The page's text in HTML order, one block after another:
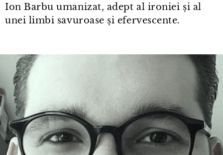
Ion Barbu umanizat, adept al ironiei și al
unei limbi savuroase și efervescente.